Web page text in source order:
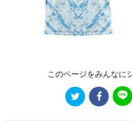
このページをみんなに